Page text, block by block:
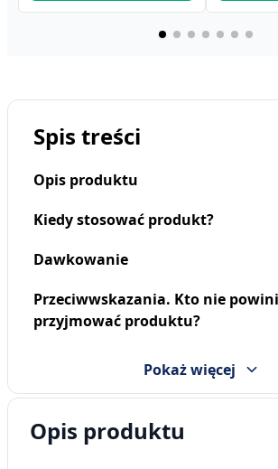
Aquatiso woda morska
hipertoniczna, spray do
Aquatiso
24,99 zł
Spis treści
Opis produktu
Kiedy stosować produkt?
Dawkowanie
Przeciwwskazania. Kto nie
przyjmować produktu?
Pokaż więcej
Opis produktu